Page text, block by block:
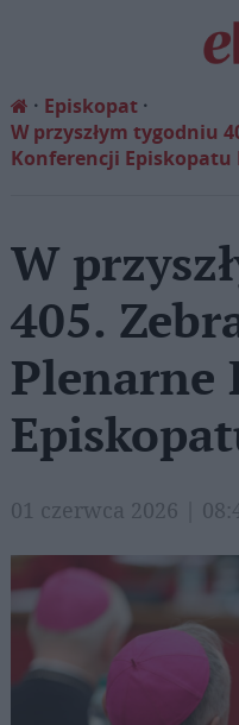
Episkopat
W przyszłym tygodniu
Konferencji Episkopatu
W
405.
Plenarne
01 czerwca 2026 |